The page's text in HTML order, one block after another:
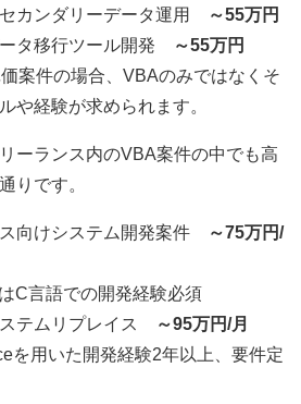
カンダリーデータ運用
～55万円
タ移行ツール開発
～55万円
案件の場合、 VBAのみではなくそ
や経験が求められます。
ーランス内のVBA案件の中でも高
りです。
向けシステム開発案件
～75万円/
C言語での開発経験必須
テムリプレイス
～95万円/月
を用いた開発経験2年以上、要件定